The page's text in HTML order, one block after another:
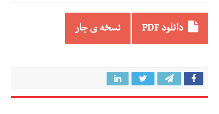
دانلود PDF نسخه ی جار